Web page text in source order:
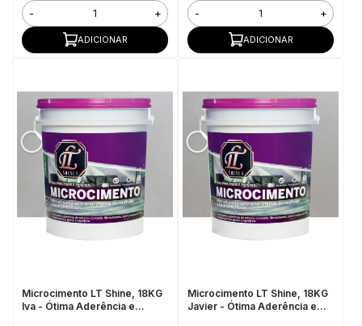
- +
ADICIONAR
- +
ADICIONAR
Microcimento LT Shine, 18KG
Iva - Ótima Aderência e
Microcimento LT Shine, 18KG
Javier - Ótima Aderência e